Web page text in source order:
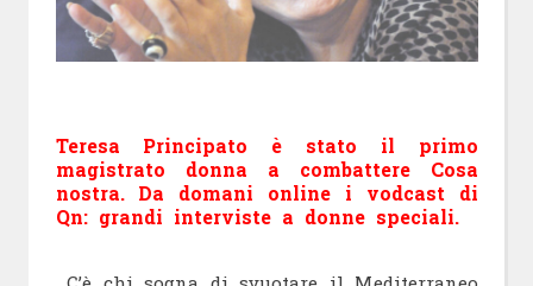
Teresa Principato è stato il primo
magistrato donna a combattere Cosa
nostra. Da domani online i vodcast di
Qn: grandi interviste a donne speciali.